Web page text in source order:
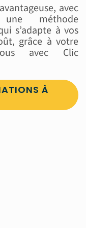
avec
méthode
s’adapte à vos
grâce à votre
avec Clic
À